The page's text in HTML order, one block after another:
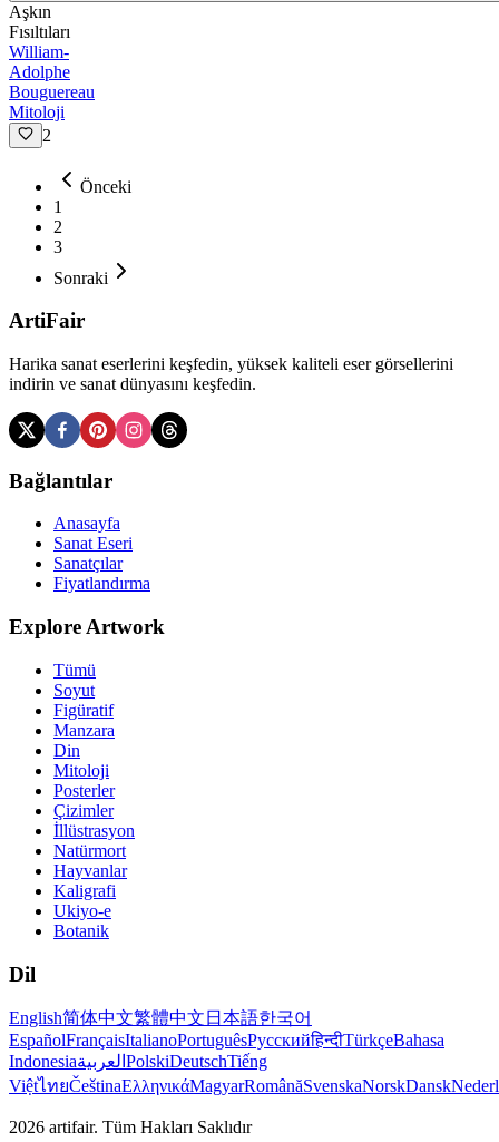
Aşkın
Fısıltıları
William-
Adolphe
Bouguereau
Mitoloji
2
Önceki
1
2
3
Sonraki
ArtiFair
Harika sanat eserlerini keşfedin, yüksek kaliteli eser görsellerini
indirin ve sanat dünyasını keşfedin.
Bağlantılar
Anasayfa
Sanat Eseri
Sanatçılar
Fiyatlandırma
Explore Artwork
Tümü
Soyut
Figüratif
Manzara
Din
Mitoloji
Posterler
Çizimler
İllüstrasyon
Natürmort
Hayvanlar
Kaligrafi
Ukiyo-e
Botanik
Dil
English简体中文繁體中文 日本語한국어
EspañolFrançaisItalianoPortuguêsРусскийहिन्दीTürkçeBahasa
Indonesiaالعربية PolskiDeutschTiếng
ViệtไทยČeštinaΕλληνικάMagyarRomânăSvenskaNorskDansk
2026 artifair. Tüm Hakları Saklıdır